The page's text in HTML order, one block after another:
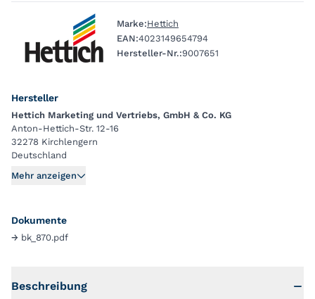
Marke:Hettich
EAN:4023149654794
Hersteller-Nr.:9007651
Hersteller
Hettich Marketing und Vertriebs, GmbH & Co. KG
Anton-Hettich-Str. 12-16
32278 Kirchlengern
Deutschland
Mehr anzeigen
Dokumente
→ bk_870.pdf
Beschreibung